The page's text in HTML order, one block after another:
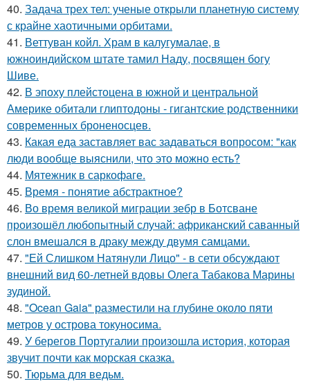
40. Задача трех тел: ученые открыли планетную систему
с крайне хаотичными орбитами.
41. Веттуван койл. Храм в калугумалае, в
южноиндийском штате тамил Наду, посвящен богу
Шиве.
42. В эпоху плейстоцена в южной и центральной
Америке обитали глиптодоны - гигантские родственники
современных броненосцев.
43. Какая еда заставляет вас задаваться вопросом: "как
люди вообще выяснили, что это можно есть?
44. Мятежник в саркофаге.
45. Время - понятие абстрактное?
46. Во время великой миграции зебр в Ботсване
произошёл любопытный случай: африканский саванный
слон вмешался в драку между двумя самцами.
47. "Ей Слишком Натянули Лицо" - в сети обсуждают
внешний вид 60-летней вдовы Олега Табакова Марины
зудиной.
48. "Ocean Gaia" разместили на глубине около пяти
метров у острова токуносима.
49. У берегов Португалии произошла история, которая
звучит почти как морская сказка.
50. Тюрьма для ведьм.